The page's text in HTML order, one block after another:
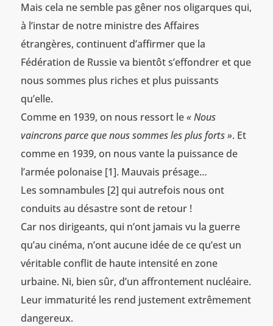
Mais cela ne semble pas gêner nos oligarques qui,
à l’instar de notre ministre des Affaires
étrangères, continuent d’affirmer que la
Fédération de Russie va bientôt s’effondrer et que
nous sommes plus riches et plus puissants
qu’elle.
Comme en 1939, on nous ressort le« Nous
vaincrons parce que nous sommes les plus forts ». Et
comme en 1939, on nous vante la puissance de
l’armée polonaise [1]. Mauvais présage…
Les somnambules [2] qui autrefois nous ont
conduits au désastre sont de retour !
Car nos dirigeants, qui n’ont jamais vu la guerre
qu’au cinéma, n’ont aucune idée de ce qu’est un
véritable conflit de haute intensité en zone
urbaine. Ni, bien sûr, d’un affrontement nucléaire.
Leur immaturité les rend justement extrêmement
dangereux.